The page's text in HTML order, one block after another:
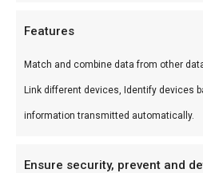
Features
Match and combine data from other
Link different devices, Identify devices
information transmitted automatically.
Ensure security, prevent and
witgloeiend met grijze as
Giet voorzichtig in
hittebestendige
Stel ventielen in op
Combineer met:Kamado